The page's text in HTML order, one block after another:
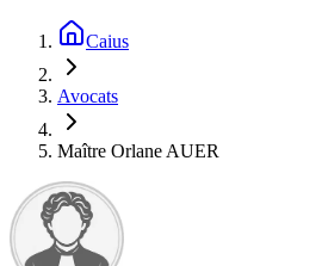
Caius
Avocats
Maître Orlane AUER